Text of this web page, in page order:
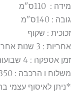
מידה : 110ס"מ
גובה : 140ס"מ
זכוכית : שקוף
אחריות : 3 שנות אחריות
זמן אספקה : 4 שבועות
משלוח ו הרכבה : 350 ש"ח (התשלום למתקין)
*ניתן לאיסוף עצמי